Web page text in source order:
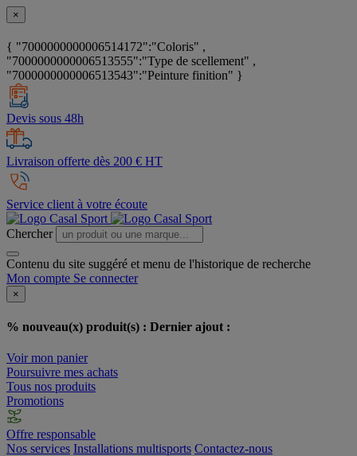
×
{ "7000000000006514172":"Coloris" ,
"7000000000006513555":"Type de scellement" ,
"7000000000006513543":"Peinture finition" }
Devis sous 48h
Livraison offerte dès 200 € HT
Service client à votre écoute
Chercher
Contenu du site suggéré et menu de l'historique de recherche
Mon compte Se connecter
×
% nouveau(x) produit(s) : Dernier ajout :
Voir mon panier
Poursuivre mes achats
Tous nos produits
Promotions
Offre responsable
Nos services Installations multisports Contactez-nous